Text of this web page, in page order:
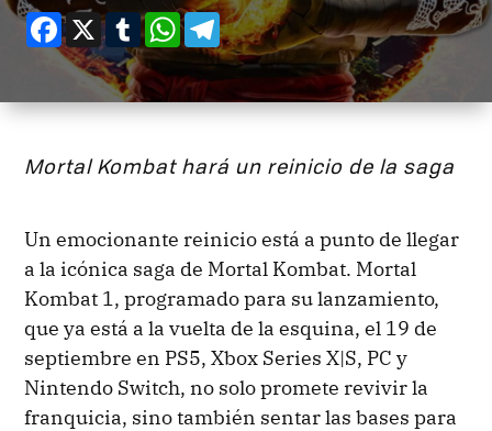
Facebook
X TumblrWhatsApp
Telegram
Mortal Kombat hará un reinicio de la saga
Un emocionante reinicio está a punto de llegar
a la icónica saga de Mortal Kombat. Mortal
Kombat 1, programado para su lanzamiento,
que ya está a la vuelta de la esquina, el 19 de
septiembre en PS5, Xbox Series X|S, PC y
Nintendo Switch, no solo promete revivir la
franquicia, sino también sentar las bases para